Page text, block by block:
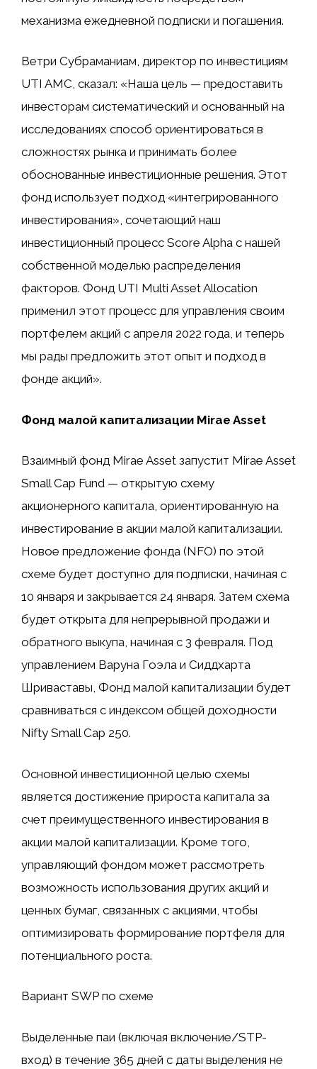
механизма ежедневной подписки и погашения.
Ветри Субраманиам, директор по инвестициям
UTI AMC, сказал: «Наша цель — предоставить
инвесторам систематический и основанный на
исследованиях способ ориентироваться в
сложностях рынка и принимать более
обоснованные инвестиционные решения. Этот
фонд использует подход «интегрированного
инвестирования», сочетающий наш
инвестиционный процесс Score Alpha с нашей
собственной моделью распределения
факторов. Фонд UTI Multi Asset Allocation
применил этот процесс для управления своим
портфелем акций с апреля 2022 года, и теперь
мы рады предложить этот опыт и подход в
фонде акций».
Фонд малой капитализации Mirae Asset
Взаимный фонд Mirae Asset запустит Mirae Asset
Small Cap Fund — открытую схему
акционерного капитала, ориентированную на
инвестирование в акции малой капитализации.
Новое предложение фонда (NFO) по этой
схеме будет доступно для подписки, начиная с
10 января и закрывается 24 января. Затем схема
будет открыта для непрерывной продажи и
обратного выкупа, начиная с 3 февраля. Под
управлением Варуна Гоэла и Сиддхарта
Шриваставы, Фонд малой капитализации будет
сравниваться с индексом общей доходности
Nifty Small Cap 250.
Основной инвестиционной целью схемы
является достижение прироста капитала за
счет преимущественного инвестирования в
акции малой капитализации. Кроме того,
управляющий фондом может рассмотреть
возможность использования других акций и
ценных бумаг, связанных с акциями, чтобы
оптимизировать формирование портфеля для
потенциального роста.
Вариант SWP по схеме
Выделенные паи (включая включение/STP-
вход) в течение 365 дней с даты выделения не